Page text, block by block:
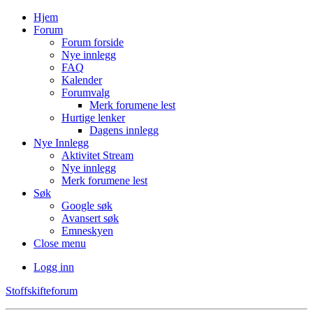
Hjem
Forum
Forum forside
Nye innlegg
FAQ
Kalender
Forumvalg
Merk forumene lest
Hurtige lenker
Dagens innlegg
Nye Innlegg
Aktivitet Stream
Nye innlegg
Merk forumene lest
Søk
Google søk
Avansert søk
Emneskyen
Close menu
Logg inn
Stoffskifteforum